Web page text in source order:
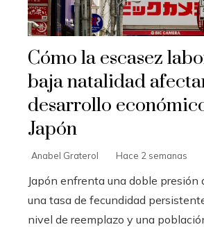
Cómo la escasez
baja natalidad
desarrollo
Japón
Anabel Graterol Hace 2 semanas
Japón enfrenta una doble presión
una tasa de fecundidad
nivel de reemplazo y una